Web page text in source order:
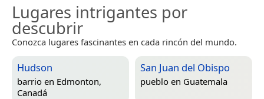
Lugares intrigantes por
descubrir
Conozca lugares fascinantes en cada rincón del mundo.
Hudson
barrio en Edmonton,
Canadá
San Juan del Obispo
pueblo en Guatemala